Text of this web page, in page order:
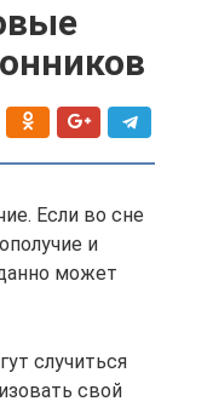
Если во сне
и
может
случиться
свой